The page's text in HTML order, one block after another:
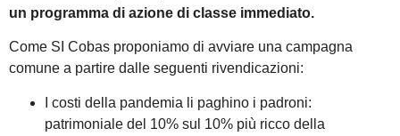
un programma di azione di classe immediato.
Come SI Cobas proponiamo di avviare una campagna
comune a partire dalle seguenti rivendicazioni:
I costi della pandemia li paghino i padroni:
patrimoniale del 10% sul 10% più ricco della